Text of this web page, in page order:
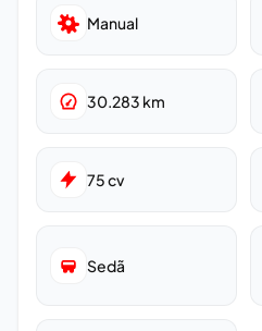
Manual
30.283 km
75cv
Sedã